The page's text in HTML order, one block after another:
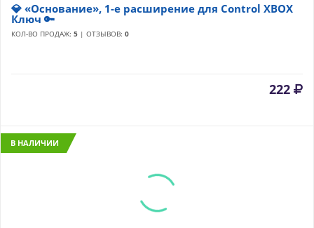
💎 «Основание», 1-е расширение для Control XBOX
Ключ 🔑
КОЛ-ВО ПРОДАЖ: 5 | ОТЗЫВОВ: 0
222
В НАЛИЧИИ